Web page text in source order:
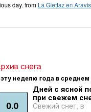
day. from La Giettaz en Aravis
снега
неделю года в
0.0
Дней с ясной
при свежем
Свежий снег, в